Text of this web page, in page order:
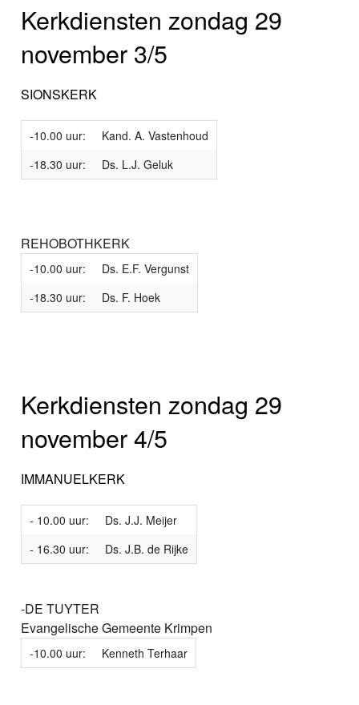
Kerkdiensten zondag 29
november 3/5
SIONSKERK
-10.00 uur:
Kand. A. Vastenhoud
-18.30 uur:
Ds. L.J. Geluk
REHOBOTHKERK
-10.00 uur:
Ds. E.F. Vergunst
-18.30 uur:
Ds. F. Hoek
Kerkdiensten zondag 29
november 4/5
IMMANUELKERK
- 10.00 uur:
Ds. J.J. Meijer
- 16.30 uur:
Ds. J.B. de Rijke
-DE TUYTER
Evangelische Gemeente Krimpen
-10.00 uur: Kenneth Terhaar